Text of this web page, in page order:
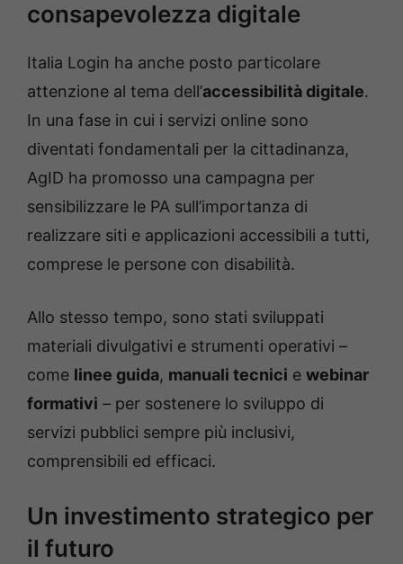
consapevolezza digitale
Italia Login ha anche posto particolare
attenzione al tema dell’accessibilità digitale.
In una fase in cui i servizi online sono
diventati fondamentali per la cittadinanza,
AgID ha promosso una campagna per
sensibilizzare le PA sull’importanza di
realizzare siti e applicazioni accessibili a tutti,
comprese le persone con disabilità.
Allo stesso tempo, sono stati sviluppati
materiali divulgativi e strumenti operativi –
come linee guida, manuali tecnici e webinar
formativi – per sostenere lo sviluppo di
servizi pubblici sempre più inclusivi,
comprensibili ed efficaci.
Un investimento strategico per
il futuro